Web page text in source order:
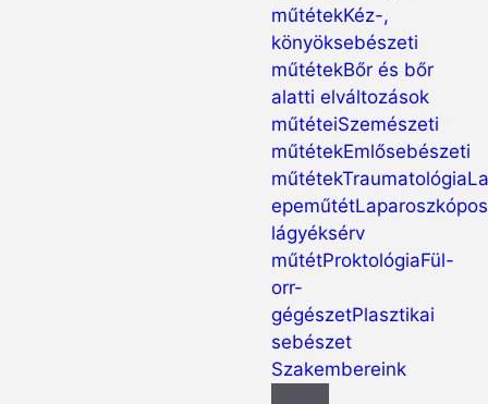
műtétekKéz-,
könyöksebészeti
műtétekBőr és bőr
alatti elváltozások
műtéteiSzemészeti
műtétekEmlősebészeti
műtétekTraumatológia
epeműtétLaparoszkópos
lágyéksérv
műtétProktológiaFül-
orr-
gégészetPlasztikai
sebészet
Szakembereink